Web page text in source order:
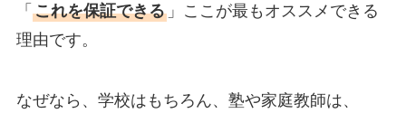
「 これを保証できる」ここが最もオススメできる
理由です。
なぜなら、学校はもちろん、塾や家庭教師は、